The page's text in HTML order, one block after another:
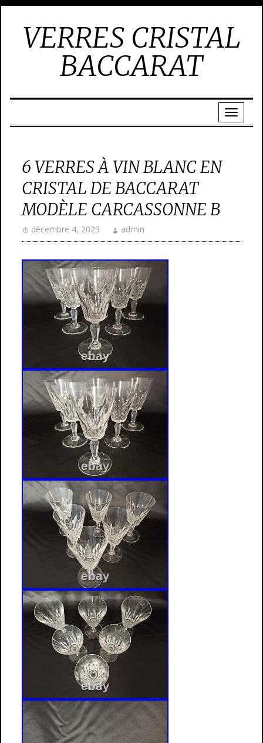
VERRES CRISTAL
BACCARAT
6 VERRES À VIN BLANC EN
CRISTAL DE BACCARAT
MODÈLE CARCASSONNE B
décembre 4, 2023 admin